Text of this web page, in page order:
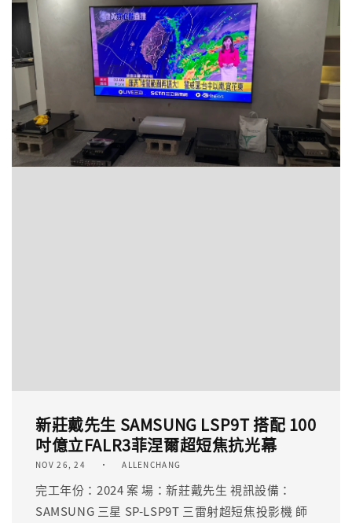
新莊戴先生 SAMSUNG LSP9T 搭配 100
吋億立FALR3菲涅爾超短焦抗光幕
NOV 26, 24 ALLENCHANG
完工年份：2024 案 場：新莊戴先生 視訊設備：
SAMSUNG 三星 SP-LSP9T 三雷射超短焦投影機 師